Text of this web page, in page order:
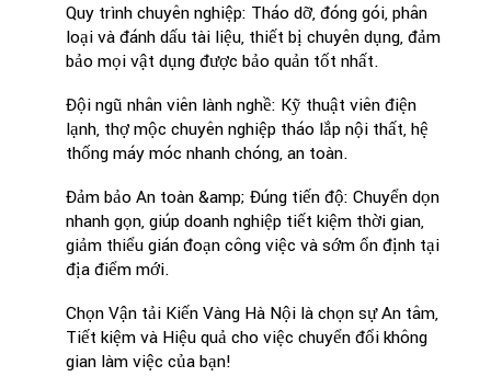
Quy trình chuyên nghiệp: Tháo dỡ, đóng gói, phân
loại và đánh dấu tài liệu, thiết bị chuyên dụng, đảm
bảo mọi vật dụng được bảo quản tốt nhất.
Đội ngũ nhân viên lành nghề: Kỹ thuật viên điện
lạnh, thợ mộc chuyên nghiệp tháo lắp nội thất, hệ
thống máy móc nhanh chóng, an toàn.
Đảm bảo An toàn &amp; Đúng tiến độ: Chuyển dọn
nhanh gọn, giúp doanh nghiệp tiết kiệm thời gian,
giảm thiểu gián đoạn công việc và sớm ổn định tại
địa điểm mới.
Chọn Vận tải Kiến Vàng Hà Nội là chọn sự An tâm,
Tiết kiệm và Hiệu quả cho việc chuyển đổi không
gian làm việc của bạn!